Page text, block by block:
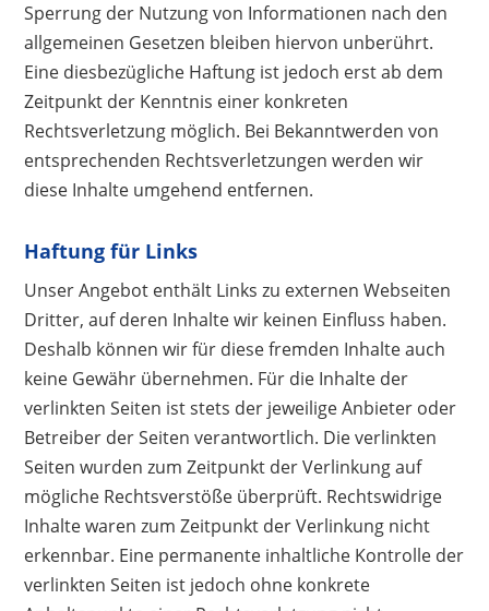
Sperrung der Nutzung von Informationen nach den
allgemeinen Gesetzen bleiben hiervon unberührt.
Eine diesbezügliche Haftung ist jedoch erst ab dem
Zeitpunkt der Kenntnis einer konkreten
Rechtsverletzung möglich. Bei Bekanntwerden von
entsprechenden Rechtsverletzungen werden wir
diese Inhalte umgehend entfernen.
Haftung für Links
Unser Angebot enthält Links zu externen Webseiten
Dritter, auf deren Inhalte wir keinen Einfluss haben.
Deshalb können wir für diese fremden Inhalte auch
keine Gewähr übernehmen. Für die Inhalte der
verlinkten Seiten ist stets der jeweilige Anbieter oder
Betreiber der Seiten verantwortlich. Die verlinkten
Seiten wurden zum Zeitpunkt der Verlinkung auf
mögliche Rechtsverstöße überprüft. Rechtswidrige
Inhalte waren zum Zeitpunkt der Verlinkung nicht
erkennbar. Eine permanente inhaltliche Kontrolle der
verlinkten Seiten ist jedoch ohne konkrete